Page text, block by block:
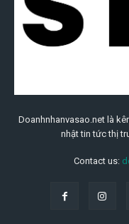
Doanhnhanvasao.net là
nhật tin tức thị
Contact us: